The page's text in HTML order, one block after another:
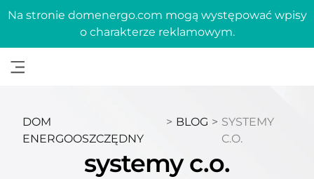
Na stronie domenergo.com mogą występować wpisy
o charakterze reklamowym.
DOM
ENERGOOSZCZĘDNY
> BLOG > SYSTEMY
C.O.
systemy c.o.